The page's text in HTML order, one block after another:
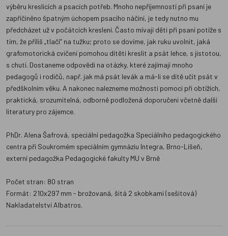
výběru kreslicích a psacích potřeb. Mnoho nepříjemností při psaní je
zapříčiněno špatným úchopem psacího náčiní, je tedy nutno mu
předcházet už v počátcích kreslení. Často mívají děti při psaní potíže s
tím, že příliš „tlačí“ na tužku; proto se dovíme, jak ruku uvolnit, jaká
grafomotorická cvičení pomohou dítěti kreslit a psát lehce, s jistotou,
s chutí. Dostaneme odpovědi na otázky, které zajímají mnoho
pedagogů i rodičů, např. jak má psát levák a má-li se dítě učit psát v
předškolním věku. A nakonec nalezneme možnosti pomoci při obtížích,
praktická, srozumitelná, odborně podložená doporučení včetně další
literatury pro zájemce.
PhDr. Alena Šafrová, speciální pedagožka Speciálního pedagogického
centra při Soukromém speciálním gymnáziu Integra, Brno-Líšeň,
externí pedagožka Pedagogické fakulty MU v Brně
Počet stran: 80 stran
Formát: 210x297 mm - brožovaná, šitá 2 skobkami (sešitová)
Nakladatelství Albatros.